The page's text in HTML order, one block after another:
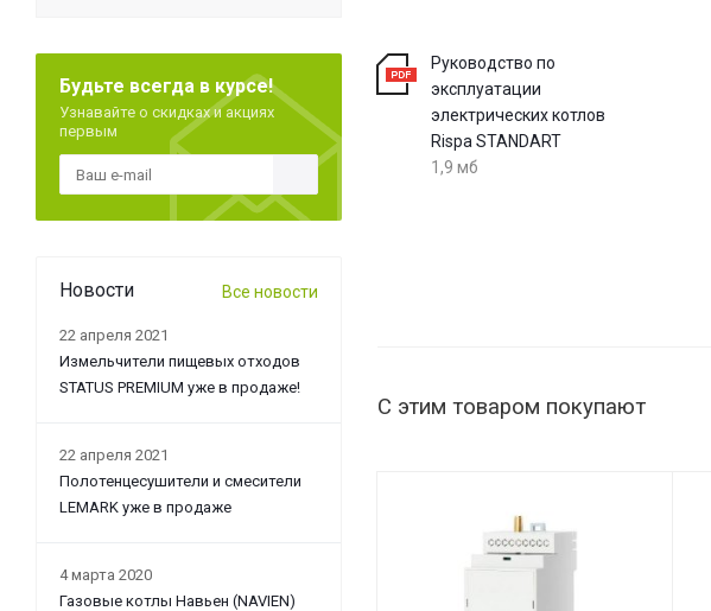
Руководство по
эксплуатации
электрических котлов
Rispa STANDART
1,9 мб
С этим товаром покупают
Будьте всегда в курсе!
Узнавайте о скидках и акциях
первым
Новости Все новости
22 апреля 2021
Измельчители пищевых отходов
STATUS PREMIUM уже в продаже!
22 апреля 2021
Полотенцесушители и смесители
LEMARK уже в продаже
4 марта 2020
Газовые котлы Навьен (NAVIEN)